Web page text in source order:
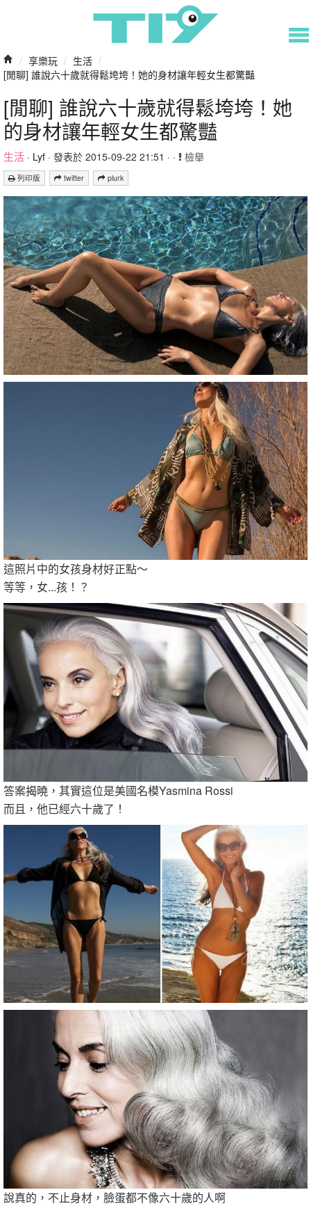
/ 享樂玩 / 生活 /
[閒聊] 誰說六十歲就得鬆垮垮！她的身材讓年輕女生都驚豔
[閒聊] 誰說六十歲就得鬆垮垮！她
的身材讓年輕女生都驚豔
生活 · Lyf · 發表於 2015-09-22 21:51 · · 檢舉
列印版 twitter plurk
這照片中的女孩身材好正點～
等等，女...孩！？
答案揭曉，其實這位是美國名模Yasmina Rossi
而且，他已經六十歲了！
說真的，不止身材，臉蛋都不像六十歲的人啊